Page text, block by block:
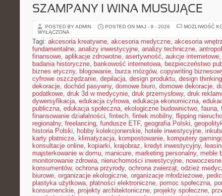
SZAMPANY I WINA MUSUJĄCE
POSTED BY ADMIN POSTED ON MAJ - 9 - 2026
MOŻLIWOŚĆ
WYŁĄCZONA
Tagi: akcesoria kreatywne, akcesoria medyczne, akcesoria
fundamentalne, analizy inwestycyjne, analizy techniczne,
finansowe, aplikacje zdrowotne, asertywność, aukcje internetowe
badania historyczne, bankowość internetowa, bezpieczeństwo
biznes etyczny, blogowanie, burza mózgów, copywriting
cyfrowe oszczędzanie, depilacja, design produktu, design thinking
dekoracje, dochód pasywny, domowe biuro, domowe dekoracje,
podatkowe, druk 3d w medycynie, druk przemysłowy, druk
dywersyfikacja, edukacja cyfrowa, edukacja ekonomiczna,
publiczna, edukacja społeczna, ekologiczne budownictwo, fauna,
finansowanie działalności, fintech, fintek mobilny, flipping
regionalny, freelancing, fundusze ETF, geografia Polski,
historia Polski, hobby kolekcjonerskie, hotele inwestycyjne,
karty płatnicze, klimatyzacja, kompostowanie, komputery
konsultacje online, kopiarki, krajobraz, kredyt inwestycyjny,
majsterkowanie w domu, manicure, marketing personalny, meble
monitorowanie zdrowia, nieruchomości inwestycyjne,
konsumentów, ochrona przyrody, ochrona zwierząt, odzież
biurowe, organizacje ekologiczne, organizacje młodzieżowe,
plastyka użytkowa, płatności elektroniczne, pomoc społeczna,
konsumenckie, projekty architektoniczne, projekty społeczne,